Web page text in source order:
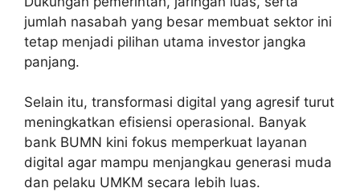
jumlah nasabah yang besar membuat sektor ini
tetap menjadi pilihan utama investor jangka
panjang.
Selain itu, transformasi digital yang agresif turut
meningkatkan efisiensi operasional. Banyak
bank BUMN kini fokus memperkuat layanan
digital agar mampu menjangkau generasi muda
dan pelaku UMKM secara lebih luas.